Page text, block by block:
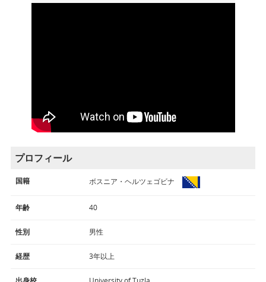
プロフィール
国籍 ボスニア・ヘルツェゴビナ
年齢 40
性別 男性
経歴 3年以上